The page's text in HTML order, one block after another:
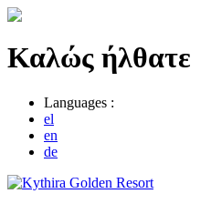
Καλώς ήλθατε
Languages :
el
en
de